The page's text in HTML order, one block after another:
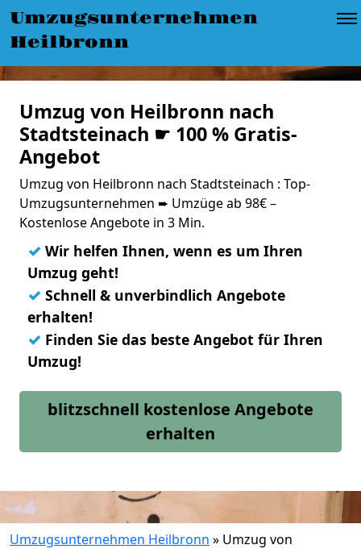
Umzugsunternehmen
Heilbronn
Umzug von Heilbronn nach
Stadtsteinach ☛ 100 % Gratis-
Angebot
Umzug von Heilbronn nach Stadtsteinach : Top-
Umzugsunternehmen ➨ Umzüge ab 98€ –
Kostenlose Angebote in 3 Min.
✓ Wir helfen Ihnen, wenn es um Ihren
Umzug geht!
✓ Schnell & unverbindlich Angebote
erhalten!
✓ Finden Sie das beste Angebot für Ihren
Umzug!
blitzschnell kostenlose Angebote
erhalten
Umzugsunternehmen Heilbronn » Umzug von